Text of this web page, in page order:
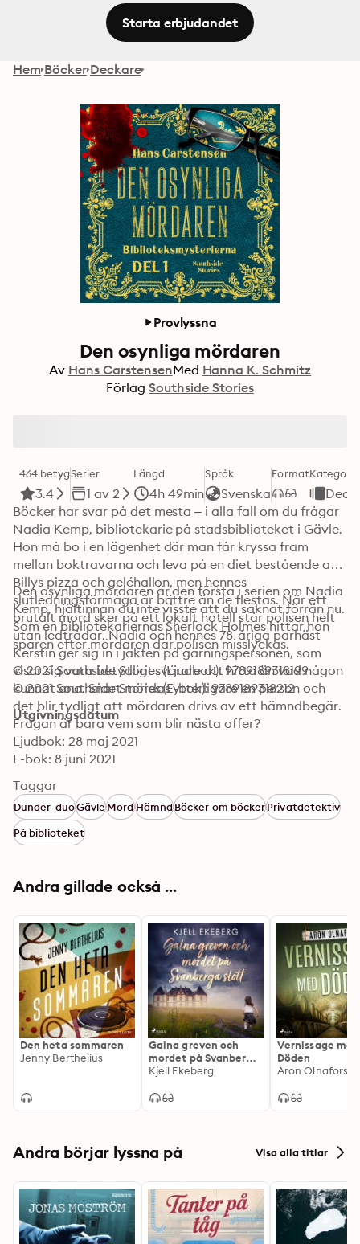
Starta erbjudandet
Hem Böcker Deckare
Provlyssna
Den osynliga mördaren
Av Hans CarstensenMed Hanna K. Schmitz
Förlag Southside Stories
464 betyg
3.4
Serier
1 av 2
Längd
4h 49min
Språk
Svenska
FormatKategori
Böcker har svar på det mesta – i alla fall om du frågar
Nadia Kemp, bibliotekarie på stadsbiblioteket i Gävle.
Hon må bo i en lägenhet där man får kryssa fram
mellan boktravarna och leva på en diet bestående av
Billys pizza och geléhallon, men hennes
slutledningsförmåga är bättre än de flestas. När ett
brutalt mord sker på ett lokalt hotell står polisen helt
utan ledtrådar. Nadia och hennes 78-åriga parhäst
Kerstin ger sig in i jakten på gärningspersonen, som
visar sig vara betydligt svårare att hitta än vad någon
kunnat ana. Snart mördas ytterligare en person och
det blir tydligt att mördaren drivs av ett hämndbegär.
Frågan är bara vem som blir nästa offer?
Den osynliga mördaren är den första i serien om Nadia
Kemp, hjältinnan du inte visste att du saknat förrän nu.
Som en bibliotekariernas Sherlock Holmes hittar hon
spåren efter mördaren där polisen misslyckas.
© 2021 Southside Stories (Ljudbok): 9789189318199
© 2021 Southside Stories (E-bok): 9789189318212
Utgivningsdatum
Ljudbok: 28 maj 2021
E-bok: 8 juni 2021
Taggar
Dunder-duoGävleMordHämndBöcker om böckerPrivatdetektiv
På biblioteket
Andra gillade också ...
Den heta sommaren
Jenny Berthelius
Galna greven och
mordet på Svanberga
slott
Kjell Ekeberg
Vernissage med
Döden
Aron Olnafors
Andra börjar lyssna på Visa alla titlar